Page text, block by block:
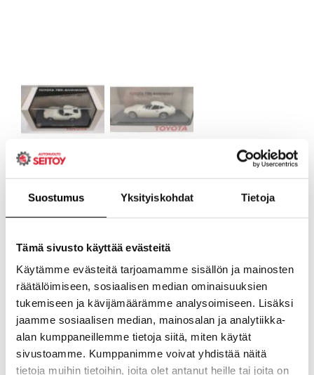
Suostumus Yksityiskohdat Tietoja
Tämä sivusto käyttää evästeitä
Käytämme evästeitä tarjoamamme sisällön ja mainosten
räätälöimiseen, sosiaalisen median ominaisuuksien
tukemiseen ja kävijämäärämme analysoimiseen. Lisäksi
jaamme sosiaalisen median, mainosalan ja analytiikka-
alan kumppaneillemme tietoja siitä, miten käytät
sivustoamme. Kumppanimme voivat yhdistää näitä
tietoja muihin tietoihin, joita olet antanut heille tai joita on